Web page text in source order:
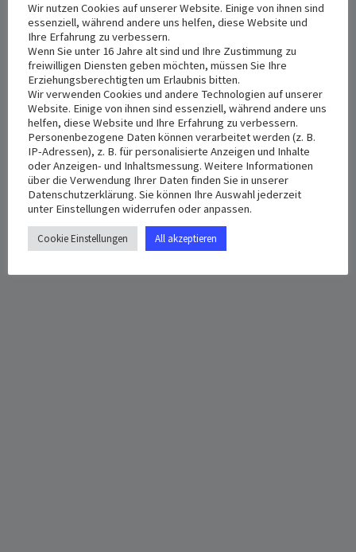
+ Add to Google Calendar + Add to iCalendar
DETAILS
Date:
Dezember 26, 2024
Time:
12:00 pm - 2:00 pm
VENUE
St. Nikola
Nikolastr 41
Landshut,84034 Germany+
Google Map
Wir nutzen Cookies auf unserer Website. Einige von ihnen sind
essenziell, während andere uns helfen, diese Website und
Ihre Erfahrung zu verbessern.
Wenn Sie unter 16 Jahre alt sind und Ihre Zustimmung zu
freiwilligen Diensten geben möchten, müssen Sie Ihre
Erziehungsberechtigten um Erlaubnis bitten.
Wir verwenden Cookies und andere Technologien auf unserer
Website. Einige von ihnen sind essenziell, während andere uns
helfen, diese Website und Ihre Erfahrung zu verbessern.
Personenbezogene Daten können verarbeitet werden (z. B.
IP-Adressen), z. B. für personalisierte Anzeigen und Inhalte
oder Anzeigen- und Inhaltsmessung. Weitere Informationen
über die Verwendung Ihrer Daten finden Sie in unserer
Datenschutzerklärung. Sie können Ihre Auswahl jederzeit
unter Einstellungen widerrufen oder anpassen.
Cookie Einstellungen All akzeptieren